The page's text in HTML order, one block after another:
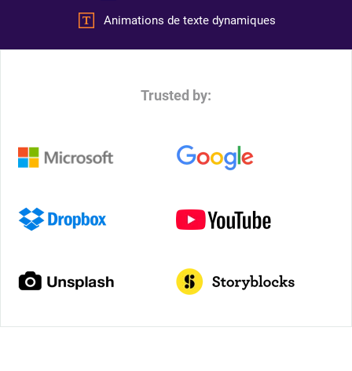
Animations de texte dynamiques
Trusted by: